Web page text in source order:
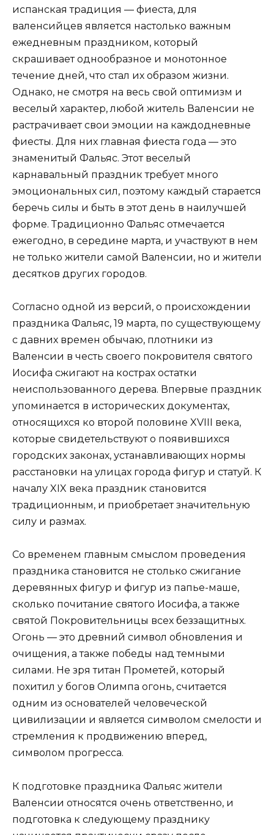
испанская традиция — фиеста, для
валенсийцев является настолько важным
ежедневным праздником, который
скрашивает однообразное и монотонное
течение дней, что стал их образом жизни.
Однако, не смотря на весь свой оптимизм и
веселый характер, любой житель Валенсии не
растрачивает свои эмоции на каждодневные
фиесты. Для них главная фиеста года — это
знаменитый Фальяс. Этот веселый
карнавальный праздник требует много
эмоциональных сил, поэтому каждый старается
беречь силы и быть в этот день в наилучшей
форме. Традиционно Фальяс отмечается
ежегодно, в середине марта, и участвуют в нем
не только жители самой Валенсии, но и жители
десятков других городов.
Согласно одной из версий, о происхождении
праздника Фальяс, 19 марта, по существующему
с давних времен обычаю, плотники из
Валенсии в честь своего покровителя святого
Иосифа сжигают на кострах остатки
неиспользованного дерева. Впервые праздник
упоминается в исторических документах,
относящихся ко второй половине XVIII века,
которые свидетельствуют о появившихся
городских законах, устанавливающих нормы
расстановки на улицах города фигур и статуй. К
началу XIX века праздник становится
традиционным, и приобретает значительную
силу и размах.
Со временем главным смыслом проведения
праздника становится не столько сжигание
деревянных фигур и фигур из папье-маше,
сколько почитание святого Иосифа, а также
святой Покровительницы всех беззащитных.
Огонь — это древний символ обновления и
очищения, а также победы над темными
силами. Не зря титан Прометей, который
похитил у богов Олимпа огонь, считается
одним из основателей человеческой
цивилизации и является символом смелости и
стремления к продвижению вперед,
символом прогресса.
К подготовке праздника Фальяс жители
Валенсии относятся очень ответственно, и
подготовка к следующему празднику